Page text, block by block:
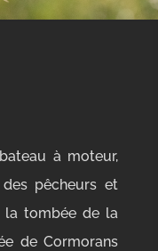
à moteur,
pêcheurs et
la tombée de la
de Cormorans